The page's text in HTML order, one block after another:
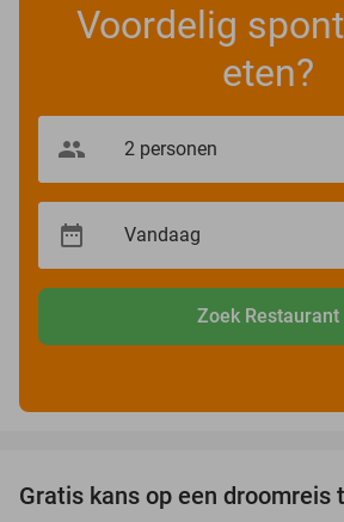
Voordelig
eten?
Zoek Restaurant
Gratis kans op een droomreis